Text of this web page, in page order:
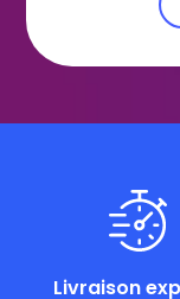
Livraison